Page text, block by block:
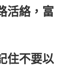
活絡，富
住不要以